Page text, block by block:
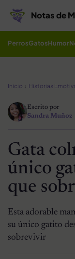
Notas de
PerrosGatosHumor
Inicio Historias
Escrito por
Sandra Muñoz
Gata
único
que
Esta adorable
su único gatito
sobrevivir